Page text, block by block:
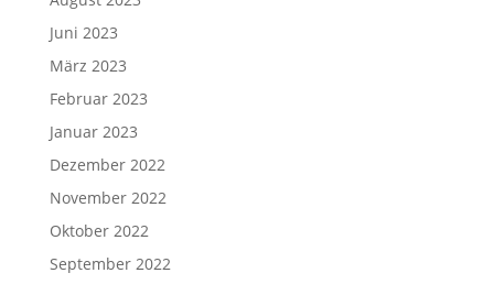
Juni 2023
März 2023
Februar 2023
Januar 2023
Dezember 2022
November 2022
Oktober 2022
September 2022